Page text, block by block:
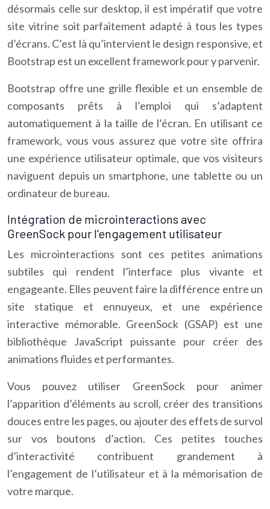
désormais celle sur desktop, il est impératif que votre
site vitrine soit parfaitement adapté à tous les types
d’écrans. C’est là qu’intervient le design responsive, et
Bootstrap est un excellent framework pour y parvenir.
Bootstrap offre une grille flexible et un ensemble de
composants prêts à l’emploi qui s’adaptent
automatiquement à la taille de l’écran. En utilisant ce
framework, vous vous assurez que votre site offrira
une expérience utilisateur optimale, que vos visiteurs
naviguent depuis un smartphone, une tablette ou un
ordinateur de bureau.
Intégration de microinteractions avec
GreenSock pour l’engagement utilisateur
Les microinteractions sont ces petites animations
subtiles qui rendent l’interface plus vivante et
engageante. Elles peuvent faire la différence entre un
site statique et ennuyeux, et une expérience
interactive mémorable. GreenSock (GSAP) est une
bibliothèque JavaScript puissante pour créer des
animations fluides et performantes.
Vous pouvez utiliser GreenSock pour animer
l’apparition d’éléments au scroll, créer des transitions
douces entre les pages, ou ajouter des effets de survol
sur vos boutons d’action. Ces petites touches
d’interactivité contribuent grandement à
l’engagement de l’utilisateur et à la mémorisation de
votre marque.